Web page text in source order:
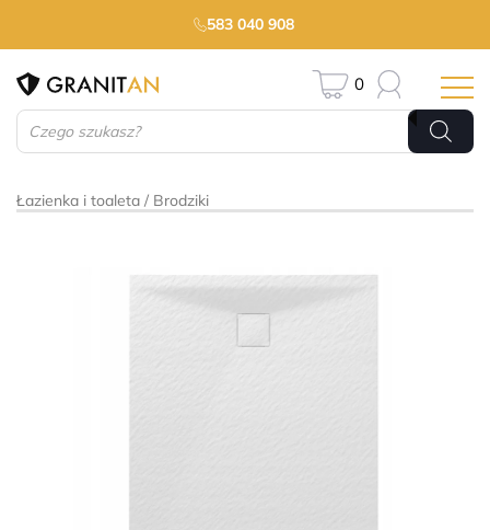
583 040 908
Wyszukiwarka
produktów
0
Łazienka i toaleta Brodziki